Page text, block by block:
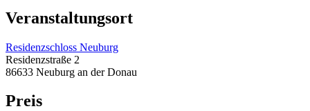
Veranstaltungsort
Residenzschloss Neuburg
Residenzstraße 2
86633 Neuburg an der Donau
Preis